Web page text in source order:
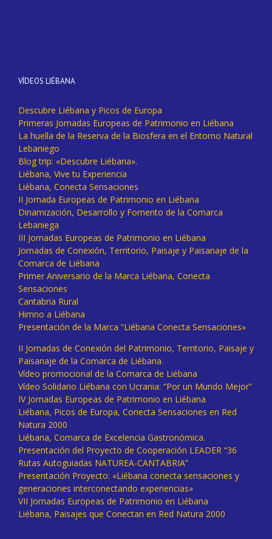
VÍDEOS LIÉBANA
Descubre Liébana y Picos de Europa
Primeras Jornadas Europeas de Patrimonio en Liébana
La huella de la Reserva de la Biosfera en el Entorno Natural
Lebaniego
Blog trip: «Descubre Liébana».
Liébana, Vive tu Experiencia
Liébana, Conecta Sensaciones
II Jornada Europeas de Patrimonio en Liébana
Dinamización, Desarrollo y Fomento de la Comarca
Lebaniega
III Jornadas Europeas de Patrimonio en Liébana
Jornadas de Conexión, Territorio, Paisaje y Paisanaje de la
Comarca de Liébana
Primer Aniversario de la Marca Liébana, Conecta
Sensaciones
Cantabria Rural
Himno a Liébana
Presentación de la Marca “Liébana Conecta Sensaciones»
II Jornadas de Conexión del Patrimonio, Territorio, Paisaje y
Paisanaje de la Comarca de Liébana.
Vídeo promocional de la Comarca de Liébana
Vídeo Solidario Liébana con Ucrania: “Por un Mundo Mejor”
IV Jornadas Europeas de Patrimonio en Liébana
Liébana, Picos de Europa, Conecta Sensaciones en Red
Natura 2000
Liébana, Comarca de Excelencia Gastronómica.
Presentación del Proyecto de Cooperación LEADER “36
Rutas Autoguiadas NATUREA-CANTABRIA”
Presentación Proyecto: «Liébana conecta sensaciones y
generaciones interconectando experiencias»
VII Jornadas Europeas de Patrimonio en Liébana
Liébana, Paisajes que Conectan en Red Natura 2000